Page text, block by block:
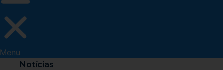
Menu
Notícias